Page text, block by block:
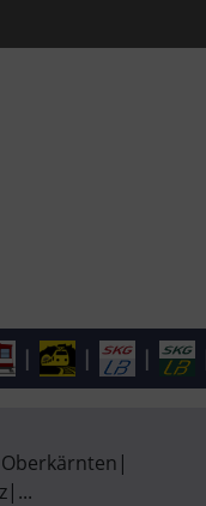
| | |
|
| ...